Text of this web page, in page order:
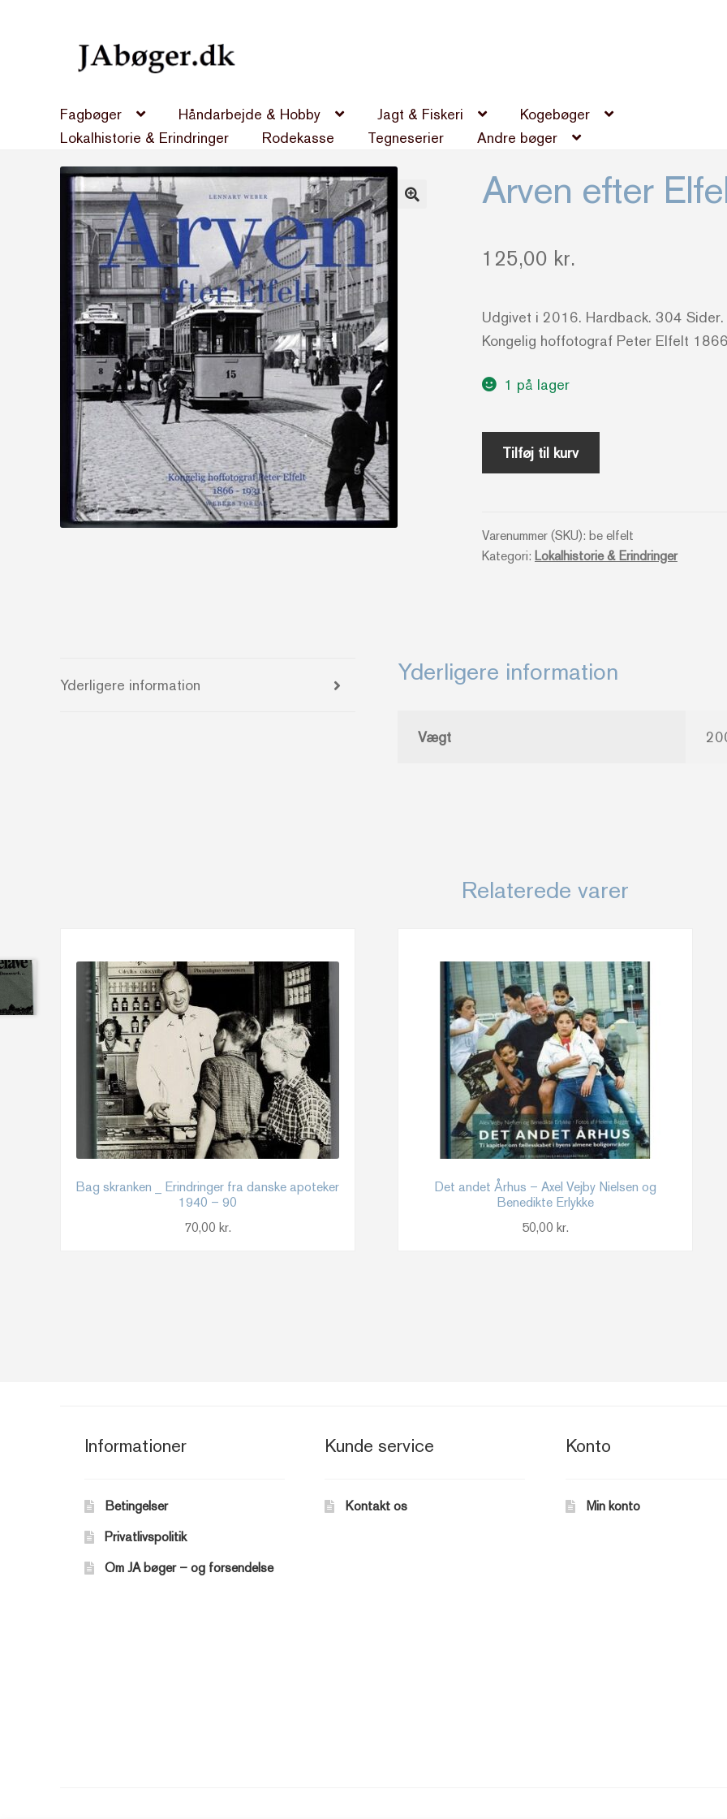
Spring
Spring
Fagbøger
Håndarbejde & Hobby Jagt & Fiskeri
Kogebøger
Lokalhistorie & Erindringer
Rodekasse Tegneserier Andre bøger
Arven efter
125,00 kr.
Udgivet i 2016. Hardback. 304
Kongelig hoffotograf Peter Elfelt
1 på lager
Arven
Lennart
Weber
Tilføj til kurv
Varenummer (SKU): be elfelt
Kategori: Lokalhistorie & Erindringer
Yderligere information Yderligere information
Vægt
Relaterede varer
Bag skranken _ Erindringer fra danske apoteker
1940 – 90
70,00 kr.
Det andet Århus – Axel Vejby Nielsen og
Benedikte Erlykke
50,00 kr.
Informationer
Betingelser
Privatlivspolitik
Om JA bøger – og forsendelse
Kunde service
Kontakt os
Konto
Min konto